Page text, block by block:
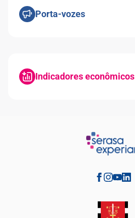
Porta-vozes
Indicadores econômicos